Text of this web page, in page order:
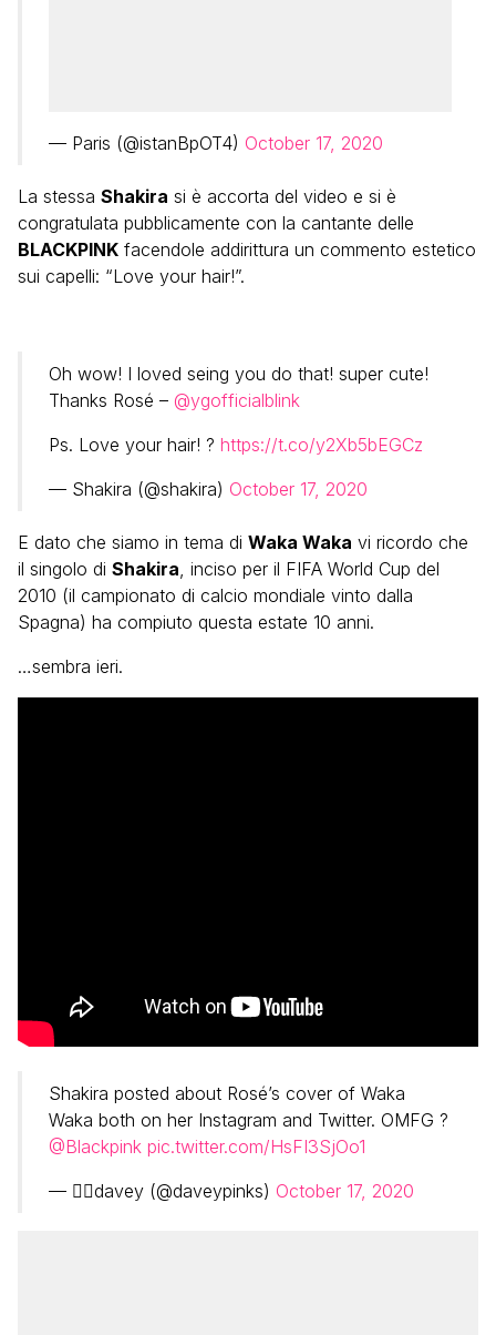
— Paris (@istanBpOT4) October 17, 2020
La stessa Shakira si è accorta del video e si è
congratulata pubblicamente con la cantante delle
BLACKPINK facendole addirittura un commento estetico
sui capelli: “Love your hair!”.
Oh wow! I loved seing you do that! super cute!
Thanks Rosé – @ygofficialblink
Ps. Love your hair! ? https://t.co/y2Xb5bEGCz
— Shakira (@shakira) October 17, 2020
E dato che siamo in tema di Waka Waka vi ricordo che
il singolo di Shakira, inciso per il FIFA World Cup del
2010 (il campionato di calcio mondiale vinto dalla
Spagna) ha compiuto questa estate 10 anni.
…sembra ieri.
Shakira posted about Rosé’s cover of Waka
Waka both on her Instagram and Twitter. OMFG ?
@Blackpink pic.twitter.com/HsFI3SjOo1
— ‏ًًdavey (@daveypinks) October 17, 2020